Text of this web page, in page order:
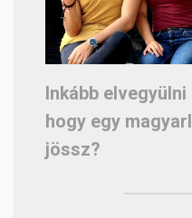
Inkább
hogy egy
jössz?